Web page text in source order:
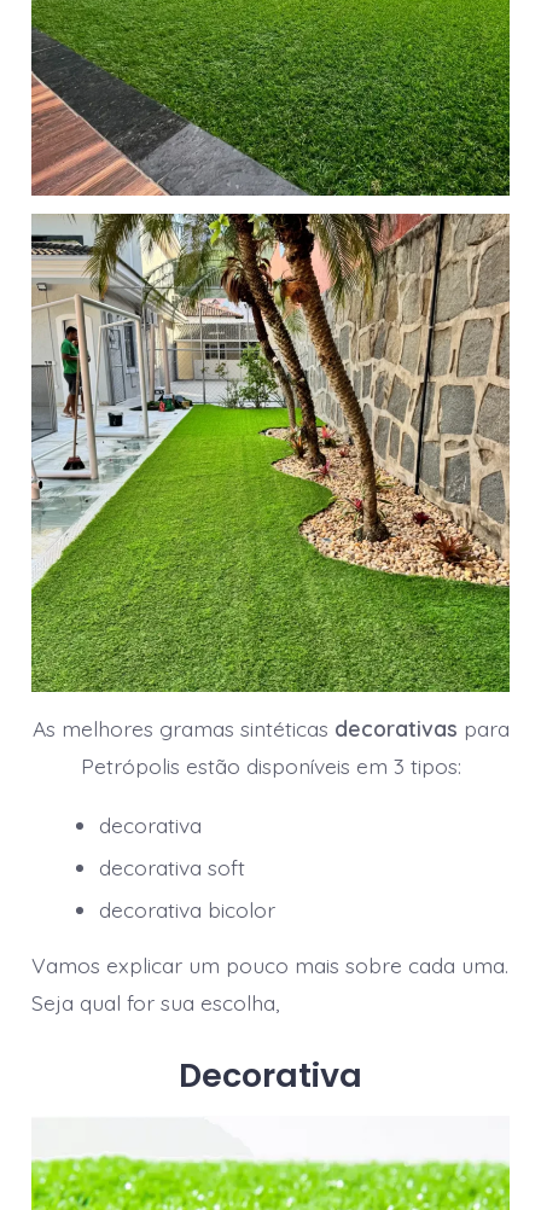
As melhores gramas sintéticas decorativas para
Petrópolis estão disponíveis em 3 tipos:
decorativa
decorativa soft
decorativa bicolor
Vamos explicar um pouco mais sobre cada uma.
Seja qual for sua escolha,
Decorativa